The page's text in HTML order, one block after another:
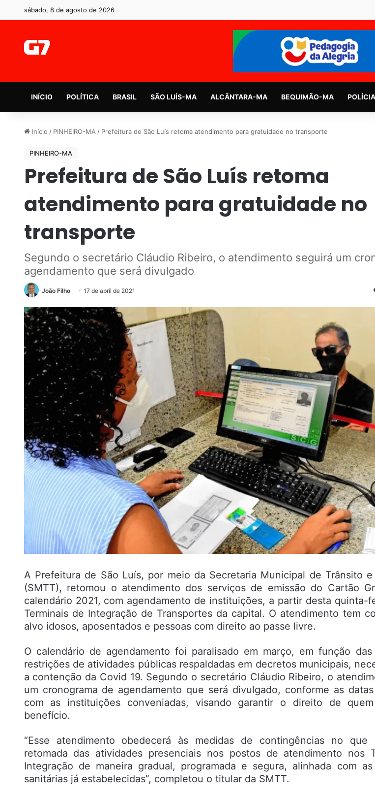
sábado, 8 de agosto de 2026
INÍCIO POLÍTICA BRASIL SÃO LUÍS-MA ALCÂNTARA-MA BEQUIMÃO-MA POLÍCIA
Início / PINHEIRO-MA / Prefeitura de São Luís retoma atendimento para gratuidade no transporte
PINHEIRO-MA
Prefeitura de São Luís retoma
atendimento para gratuidade no
transporte
Segundo o secretário Cláudio Ribeiro, o atendimento seguirá um
agendamento que será divulgado
João Filho 17 de abril de 2021
A Prefeitura de São Luís, por meio da Secretaria Municipal de Trânsito
(SMTT), retomou o atendimento dos serviços de emissão do Cartão
calendário 2021, com agendamento de instituições, a partir desta quinta-
Terminais de Integração de Transportes da capital. O atendimento tem
alvo idosos, aposentados e pessoas com direito ao passe livre.
O calendário de agendamento foi paralisado em março, em função
restrições de atividades públicas respaldadas em decretos municipais,
a contenção da Covid 19. Segundo o secretário Cláudio Ribeiro, o
um cronograma de agendamento que será divulgado, conforme as
com as instituições conveniadas, visando garantir o direito de
benefício.
“Esse atendimento obedecerá às medidas de contingências no
retomada das atividades presenciais nos postos de atendimento nos
Integração de maneira gradual, programada e segura, alinhada com
sanitárias já estabelecidas”, completou o titular da SMTT.